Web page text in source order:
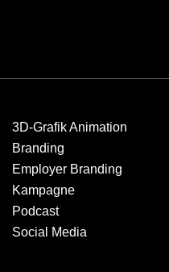
3D-Grafik Animation
Branding
Employer Branding
Kampagne
Podcast
Social Media